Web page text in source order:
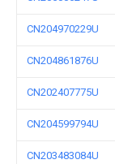
CN204970229U
CN204861876U
CN202407775U
CN204599794U
CN203483084U